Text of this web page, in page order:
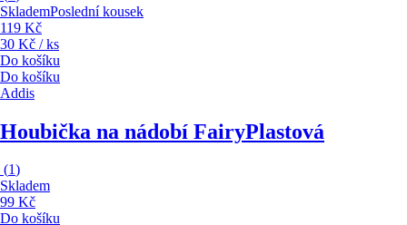
SklademPoslední kousek
119 Kč
30 Kč / ks
Do košíku
Do košíku
Addis
Houbička na nádobí FairyPlastová
(1)
Skladem
99 Kč
Do košíku